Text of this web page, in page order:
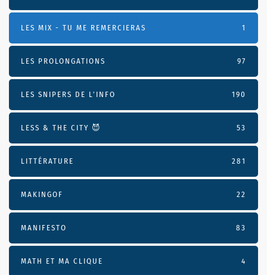
LES MIX - TU ME REMERCIERAS 1
LES PROLONGATIONS 97
LES SNIPERS DE L’INFO 190
LESS & THE CITY 😈 53
LITTÉRATURE 281
MAKINGOF 22
MANIFESTO 83
MATH ET MA CLIQUE 4